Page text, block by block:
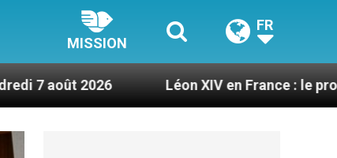
MISSION
FR
Léon XIV en France : le programme